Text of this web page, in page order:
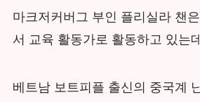
마크저커버그 부인 플리실라 챈
서 교육 활동가로 활동하고 있는
베트남 보트피플 출신의 중국계